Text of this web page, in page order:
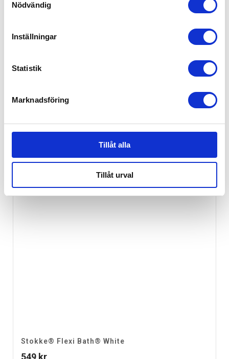
Nödvändig
Inställningar
Statistik
Marknadsföring
Tillåt alla
Tillåt urval
129kr
Stokke® Flexi Bath® White
549 kr